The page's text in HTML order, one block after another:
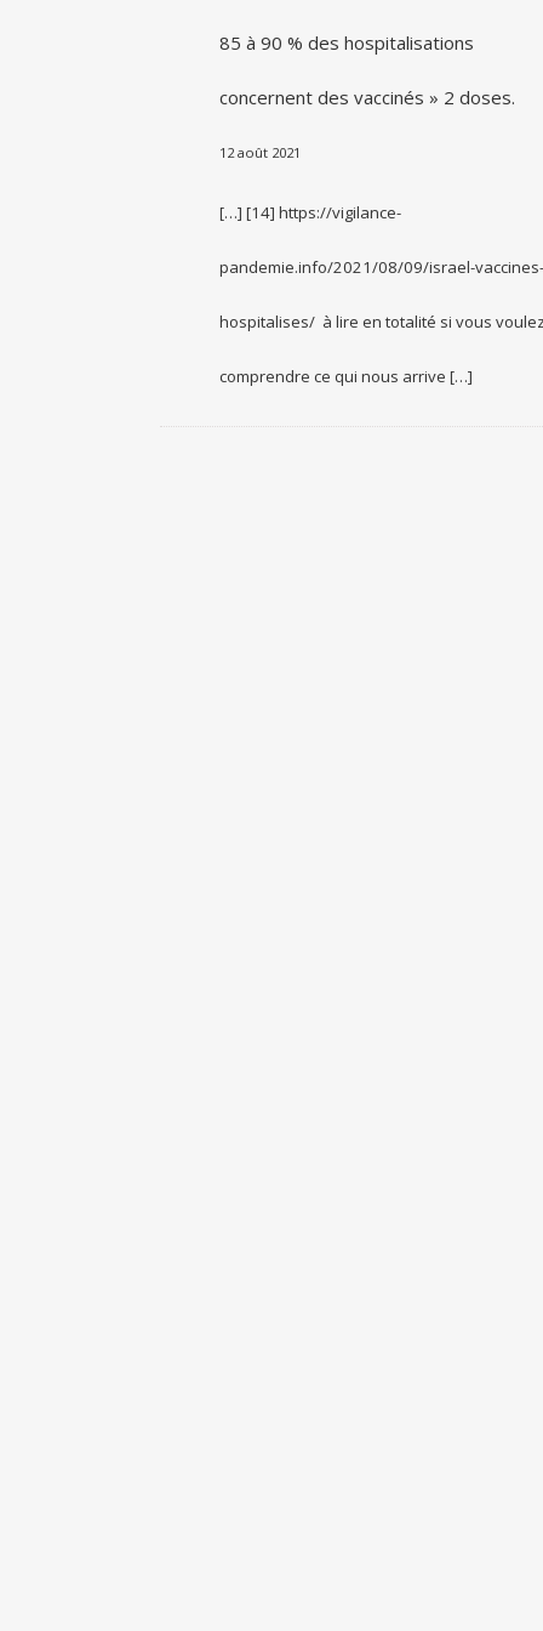
85 à 90 % des hospitalisations
concernent des vaccinés » 2 doses.
12 août 2021
[…] [14] https://vigilance-
pandemie.info/2021/08/09/israel-vaccines-
hospitalises/ à lire en totalité si vous voulez
comprendre ce qui nous arrive […]